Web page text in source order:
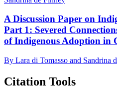
A Discussion Paper on
Part 1: Severed
of Indigenous Adoption in
By Lara di Tomasso and Sandrina
Citation Tools